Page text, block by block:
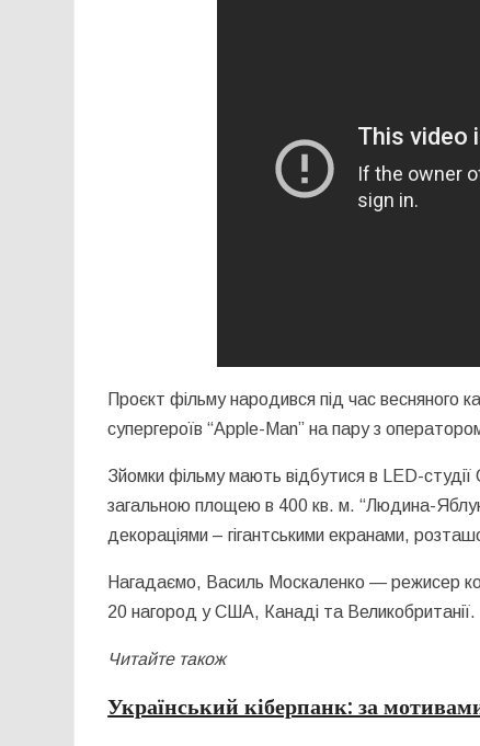
Проєкт фільму народився під час весняного
супергероїв “Apple-Man” на пару з
Зйомки фільму мають відбутися в LED-
загальною площею в 400 кв. м. “Людина-
декораціями – гігантськими екранами,
Нагадаємо, Василь Москаленко — режисер
20 нагород у США, Канаді та Великобританії.
Читайте також
Український кіберпанк: за